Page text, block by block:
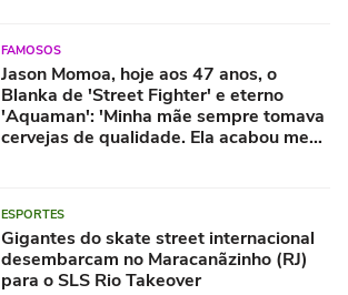
FAMOSOS
Jason Momoa, hoje aos 47 anos, o
Blanka de 'Street Fighter' e eterno
'Aquaman': 'Minha mãe sempre tomava
cervejas de qualidade. Ela acabou me
ESPORTES
Gigantes do skate street internacional
desembarcam no Maracanãzinho (RJ)
para o SLS Rio Takeover